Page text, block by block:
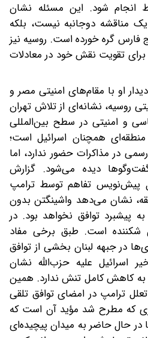
انجام شود. این مسئله نشان
مناقشه دوجانبه نیست، بلکه
فارس گره خورده است. روسیه نیز
تقویت نقش خود در معادلات
او با مقام‌های امنیتی مصر و
روسیه، نشانه‌ای از تلاش تهران
و امنیتی در سطح بین‌المللی
همچنان اسرائیل است؛
در مذاکرات حضور ندارد، اما
دیده می‌شود. گزارش
پیش‌نویس تفاهم توسط ترامپ
نشان می‌دهد واشینگتن بدون
پیشبرد توافق نخواهد بود. در
شکننده است. طبق برخی مفاد
در جبهه لبنان بخشی از توافق
اسرائیل علیه حزب‌الله نشان
به کاهش کامل تنش ندارد. همین
ترامپ در امضای توافق تلقی
که مطرح شد مؤید آن است که
در حال حاضر به میدان پیچیده‌ای